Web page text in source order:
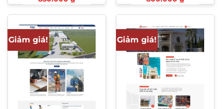
hiện
850.000 ₫.
hiện
800.000
Giảm giá! Giảm giá!